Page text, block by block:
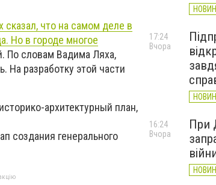
сказал, что на самом деле в
Но в городе многое
По словам Вадима Ляха,
На разработку этой части
архитектурный план,
создания генерального
17:24
Вчора
При
16:24
Вчора